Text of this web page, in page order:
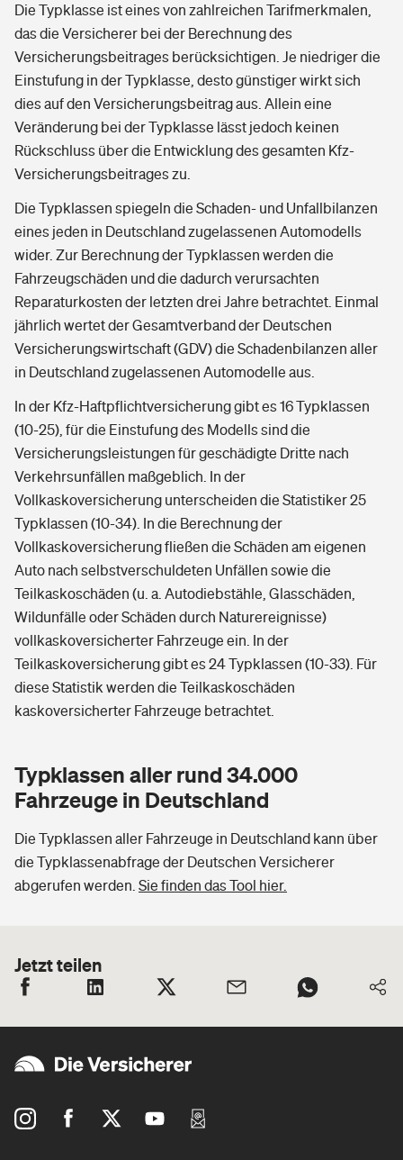
Die Typklasse ist eines von zahlreichen Tarifmerkmalen,
das die Versicherer bei der Berechnung des
Versicherungsbeitrages berücksichtigen. Je niedriger die
Einstufung in der Typklasse, desto günstiger wirkt sich
dies auf den Versicherungsbeitrag aus. Allein eine
Veränderung bei der Typklasse lässt jedoch keinen
Rückschluss über die Entwicklung des gesamten Kfz-
Versicherungsbeitrages zu.
Die Typklassen spiegeln die Schaden- und Unfallbilanzen
eines jeden in Deutschland zugelassenen Automodells
wider. Zur Berechnung der Typklassen werden die
Fahrzeugschäden und die dadurch verursachten
Reparaturkosten der letzten drei Jahre betrachtet. Einmal
jährlich wertet der Gesamtverband der Deutschen
Versicherungswirtschaft (GDV) die Schadenbilanzen aller
in Deutschland zugelassenen Automodelle aus.
In der Kfz-Haftpflichtversicherung gibt es 16 Typklassen
(10-25), für die Einstufung des Modells sind die
Versicherungsleistungen für geschädigte Dritte nach
Verkehrsunfällen maßgeblich. In der
Vollkaskoversicherung unterscheiden die Statistiker 25
Typklassen (10-34). In die Berechnung der
Vollkaskoversicherung fließen die Schäden am eigenen
Auto nach selbstverschuldeten Unfällen sowie die
Teilkaskoschäden (u. a. Autodiebstähle, Glasschäden,
Wildunfälle oder Schäden durch Naturereignisse)
vollkaskoversicherter Fahrzeuge ein. In der
Teilkaskoversicherung gibt es 24 Typklassen (10-33). Für
diese Statistik werden die Teilkaskoschäden
kaskoversicherter Fahrzeuge betrachtet.
Typklassen aller rund 34.000
Fahrzeuge in Deutschland
Die Typklassen aller Fahrzeuge in Deutschland kann über
die Typklassenabfrage der Deutschen Versicherer
abgerufen werden. Sie finden das Tool hier.
Jetzt teilen